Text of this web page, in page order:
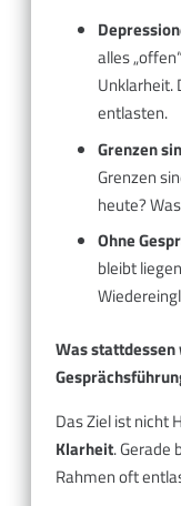
alles
Unklarheit.
entlasten.
Grenzen
Grenzen
heute?
Ohne
bleibt
Was
Das Ziel ist nicht
Klarheit. Gerade
Rahmen oft